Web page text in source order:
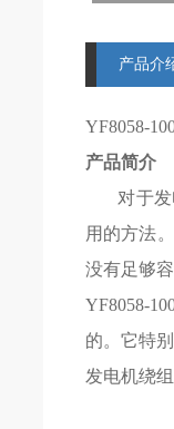
产品介
YF8058-
产品简介
对于发电
用的方法
没有足够
YF8058-
的。它特
发电机绕